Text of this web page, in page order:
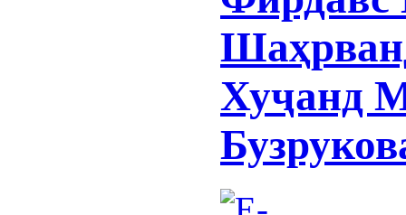
Хуҷанд